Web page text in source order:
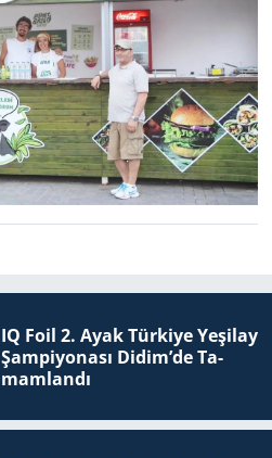
IQ Foil 2. Ayak Tür­ki­ye Ye­şi­lay
Şam­pi­yo­na­sı Didim’de Ta­
mam­lan­dı